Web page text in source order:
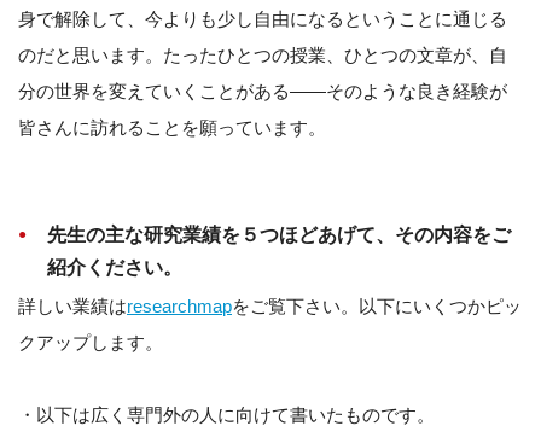
身で解除して、今よりも少し自由になるということに通じる
のだと思います。たったひとつの授業、ひとつの文章が、自
分の世界を変えていくことがある――そのような良き経験が
皆さんに訪れることを願っています。
先生の主な研究業績を５つほどあげて、その内容をご
紹介ください。
詳しい業績はresearchmapをご覧下さい。以下にいくつかピッ
クアップします。
・以下は広く専門外の人に向けて書いたものです。